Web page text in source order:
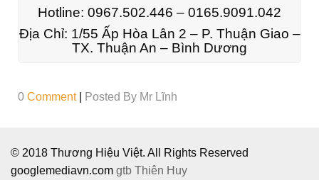
Hotline: 0967.502.446 – 0165.9091.042
Địa Chỉ: 1/55 Ấp Hòa Lân 2 – P. Thuận Giao –
TX. Thuận An – Bình Dương
0 Comment Posted By Mr Lĩnh
© 2018 Thương Hiệu Việt. All Rights Reserved
googlemediavn.com gtb Thiên Huy